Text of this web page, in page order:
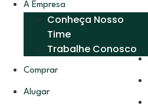
A Empresa
Conheça Nosso
Time
Trabalhe Conosco
Comprar
Alugar